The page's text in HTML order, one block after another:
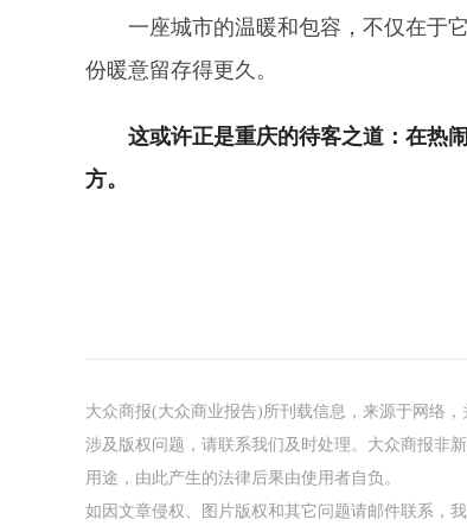
一座城市的温暖和包容，不仅在于
份暖意留存得更久。
这或许正是重庆的待客之道：在热
方。
大众商报(大众商业报告)所刊载信息，来源于网络
涉及版权问题，请联系我们及时处理。大众商报非
用途，由此产生的法律后果由使用者自负。
如因文章侵权、图片版权和其它问题请邮件联系，我